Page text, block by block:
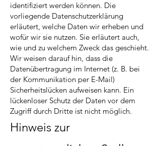
identifiziert werden können. Die
vorliegende Datenschutzerklärung
erläutert, welche Daten wir erheben und
wofür wir sie nutzen. Sie erläutert auch,
wie und zu welchem Zweck das geschieht.
Wir weisen darauf hin, dass die
Datenübertragung im Internet (z. B. bei
der Kommunikation per E-Mail)
Sicherheitslücken aufweisen kann. Ein
lückenloser Schutz der Daten vor dem
Zugriff durch Dritte ist nicht möglich.
Hinweis zur